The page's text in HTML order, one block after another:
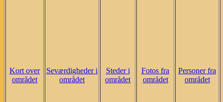
Kort over
området
Seværdigheder i
området
Steder i
området
Fotos fra
området
Personer fra
området